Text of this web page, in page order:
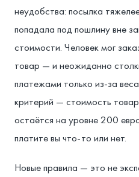
неудобства: посылка
попадала под пошлину вне
стоимости. Человек мог
товар — и неожиданно
платежами только из-за
критерий — стоимость
остаётся на уровне 200
платите вы что-то или нет.
Новые правила — это не